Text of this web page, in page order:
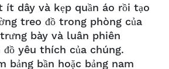
ít dây và kẹp quần áo rồi tạo
treo đồ trong phòng của
bày và luân phiên
đồ yêu thích của chúng.
bảng bần hoặc bảng nam